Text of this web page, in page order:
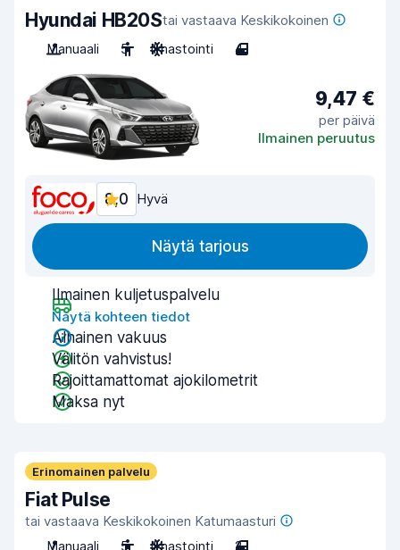
Hyundai HB20Stai vastaava Keskikokoinen
Manuaali
5 Ilmastointi 4
9,47 €
per päivä
Ilmainen peruutus
8,0 Hyvä
Näytä tarjous
Ilmainen kuljetuspalvelu
Näytä kohteen tiedot
Alhainen vakuus
Välitön vahvistus!
Rajoittamattomat ajokilometrit
Maksa nyt
Erinomainen palvelu
Fiat Pulse
tai vastaava Keskikokoinen Katumaasturi
Manuaali
5 Ilmastointi 2